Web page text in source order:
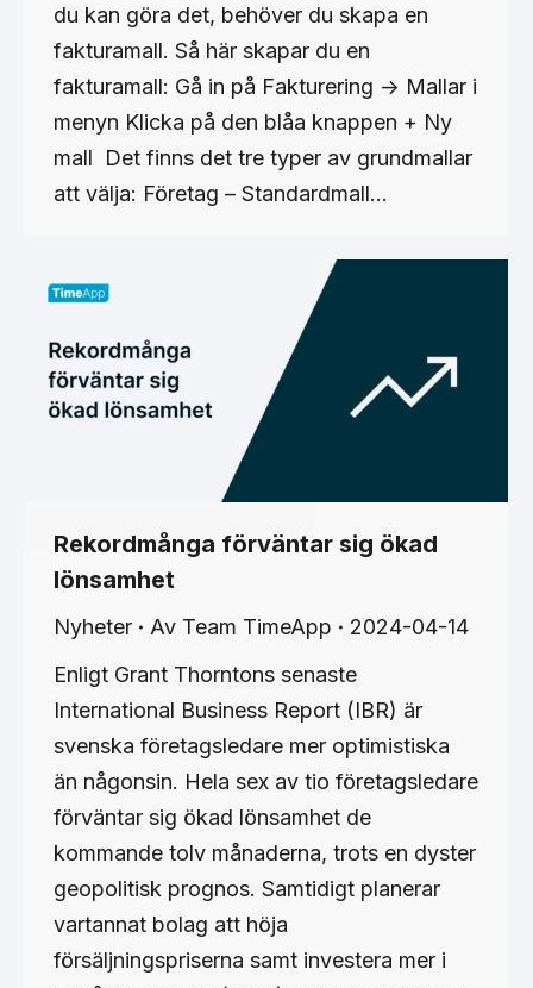
du kan göra det, behöver du skapa en
fakturamall. Så här skapar du en
fakturamall: Gå in på Fakturering -> Mallar i
menyn Klicka på den blåa knappen + Ny
mall Det finns det tre typer av grundmallar
att välja: Företag – Standardmall…
Rekordmånga förväntar sig ökad
lönsamhet
Nyheter Av Team TimeApp
2024-04-14
Enligt Grant Thorntons senaste
International Business Report (IBR) är
svenska företagsledare mer optimistiska
än någonsin. Hela sex av tio företagsledare
förväntar sig ökad lönsamhet de
kommande tolv månaderna, trots en dyster
geopolitisk prognos. Samtidigt planerar
vartannat bolag att höja
försäljningspriserna samt investera mer i